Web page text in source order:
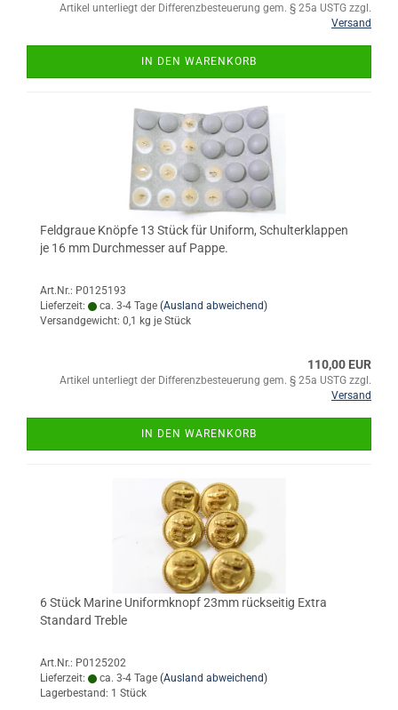
Artikel unterliegt der Differenzbesteuerung gem. § 25a USTG zzgl.
Versand
IN DEN WARENKORB
Feldgraue Knöpfe 13 Stück für Uniform, Schulterklappen
je 16 mm Durchmesser auf Pappe.
Art.Nr.: P0125193
Lieferzeit:
ca. 3-4 Tage (Ausland abweichend)
Versandgewicht: 0,1 kg je Stück
110,00 EUR
Artikel unterliegt der Differenzbesteuerung gem. § 25a USTG zzgl.
Versand
IN DEN WARENKORB
6 Stück Marine Uniformknopf 23mm rückseitig Extra
Standard Treble
Art.Nr.: P0125202
Lieferzeit:
ca. 3-4 Tage (Ausland abweichend)
Lagerbestand: 1 Stück